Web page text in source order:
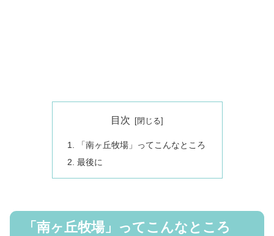
目次
「南ヶ丘牧場」ってこんなところ
最後に
「南ヶ丘牧場」ってこんなところ